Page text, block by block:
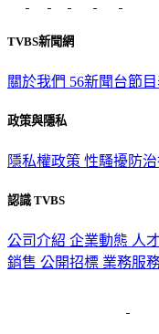
TVBS新聞網
關於我們 56新聞台節
政策與隱私
隱私權政策 性騷擾防
認識 TVBS
公司介紹 企業動態 人
銷售 公開招標 業務服